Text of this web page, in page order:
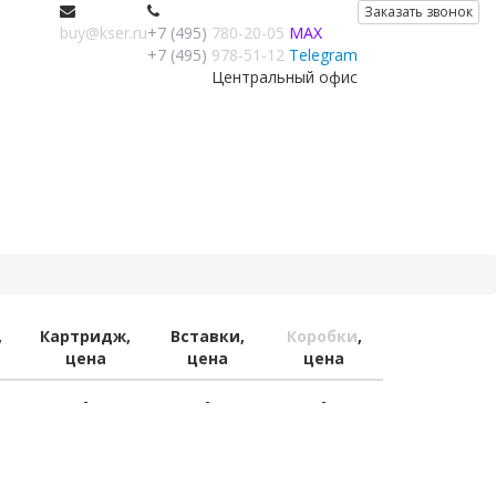
Заказать звонок
+7 (495) 780-20-05 MAX
+7 (495) 978-51-12 Telegram
Центральный офис
buy@kser.ru
,
Картридж,
цена
Вставки,
цена
Коробки,
цена
- - -